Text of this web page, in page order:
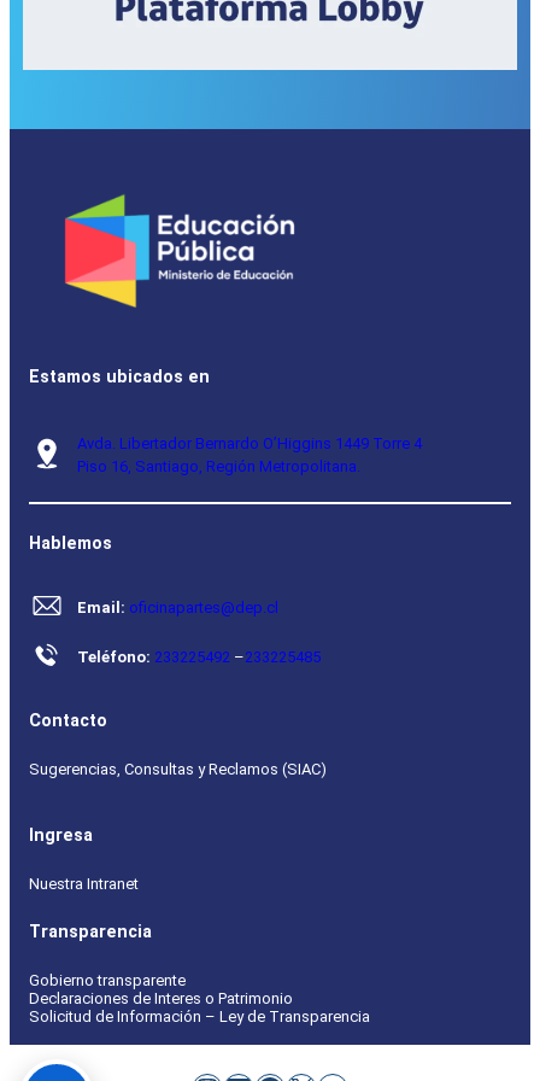
Estamos ubicados en
Avda. Libertador Bernardo O’Higgins 1449 Torre 4
Piso 16, Santiago, Región Metropolitana.
Hablemos
Email: oficinapartes@dep.cl
Teléfono: 233225492 –233225485
Contacto
Sugerencias, Consultas y Reclamos (SIAC)
Ingresa
Nuestra Intranet
Transparencia
Gobierno transparente
Declaraciones de Interes o Patrimonio
Solicitud de Información – Ley de Transparencia